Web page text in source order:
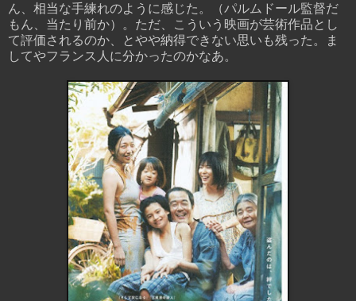
ん、相当な手練れのように感じた。（パルムドール監督だ
もん、当たり前か）。ただ、こういう映画が芸術作品とし
て評価されるのか、とやや納得できない思いも残った。ま
してやフランス人に分かったのかなあ。